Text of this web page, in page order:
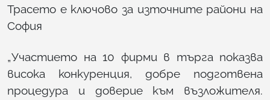
Трасето е ключово за източните райони на
София
„Участието на 10 фирми в търга показва
висока конкуренция, добре подготвена
процедура и доверие към възложителя.